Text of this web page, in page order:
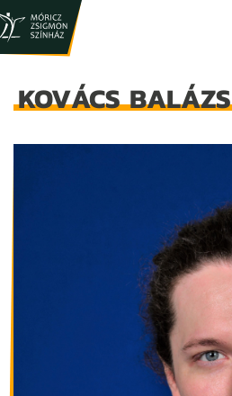
KOVÁCS BALÁZS